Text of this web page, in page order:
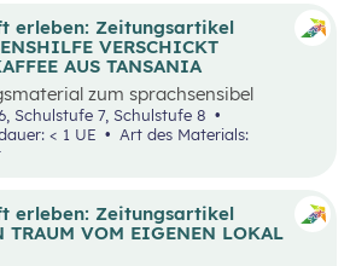
erleben: Zeitungsartikel
VERSCHICKT
AUS TANSANIA
zum sprachsensibel
Zeitungsartikel “Lebenshilfe
Kaffee aus Tansania”.
Schulstufe 6, Schulstufe 7, Schulstufe 8
< 1 UE
Art des Materials:
erleben: Zeitungsartikel
TRAUM VOM EIGENEN LOKAL